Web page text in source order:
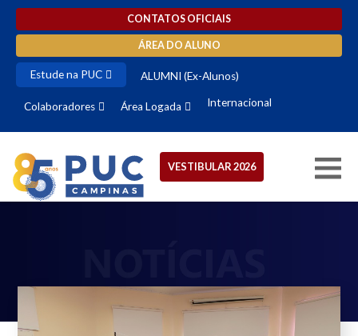
CONTATOS OFICIAIS
ÁREA DO ALUNO
Estude na PUC ALUMNI (Ex-Alunos)
Colaboradores Área Logada Internacional
VESTIBULAR 2026